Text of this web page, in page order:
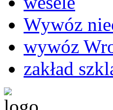
Wywóz
wywóz
zakład